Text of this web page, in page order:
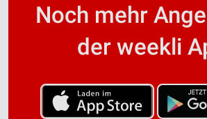
Noch mehr
der weekli